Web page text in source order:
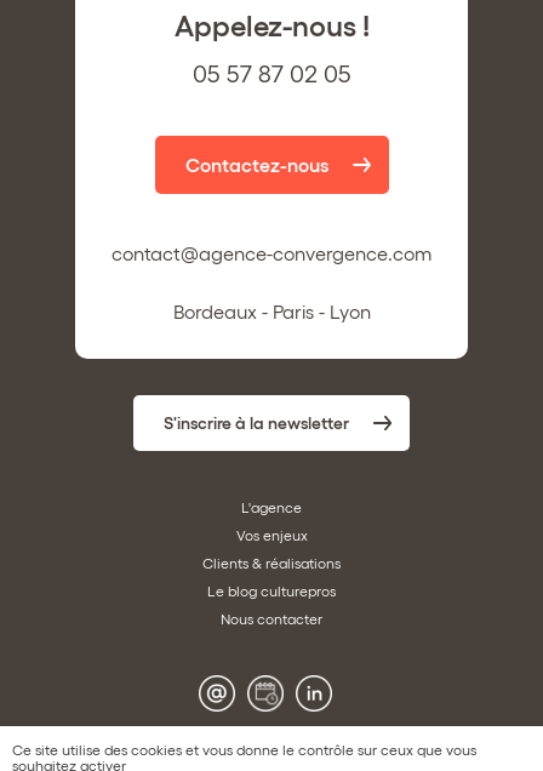
S'inscrire à la newsletter
L'agence
Vos enjeux
Clients & réalisations
Le blog culturepros
Nous contacter
Appelez-nous !
05 57 87 02 05
Contactez-nous
contact@agence-convergence.com
Bordeaux - Paris - Lyon
Ce site utilise des cookies et vous donne le contrôle sur ceux que vous
souhaitez activer